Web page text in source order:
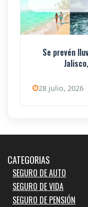
Se prevén
28 julio, 2026
CATEGORIAS
SEGURO DE AUTO
SEGURO DE VIDA
SEGURO DE PENSIÓN